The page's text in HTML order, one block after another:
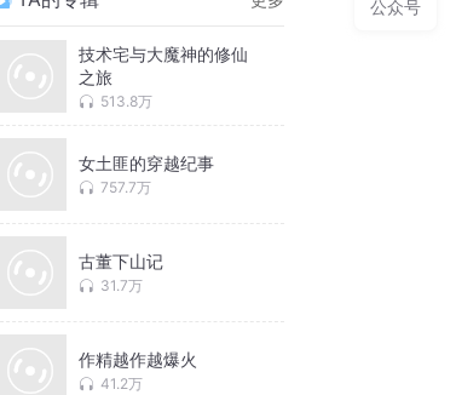
技术宅与大魔神的修仙
之旅
513.8万
女土匪的穿越纪事
757.7万
古董下山记
31.7万
作精越作越爆火
41.2万
公众号